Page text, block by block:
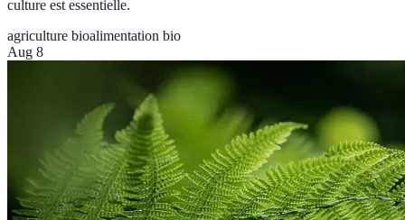
culture est essentielle.
agriculture bioalimentation bio
Aug 8